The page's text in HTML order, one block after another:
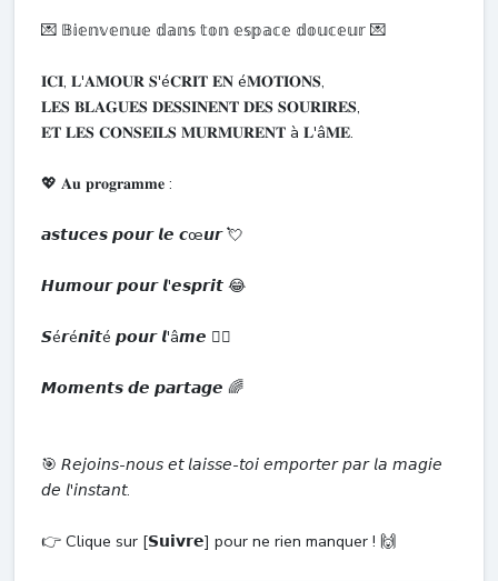
💌 𝔹𝕚𝕖𝕟𝕧𝕖𝕟𝕦𝕖 𝕕𝕒𝕟𝕤 𝕥𝕠𝕟 𝕖𝕤𝕡𝕒𝕔𝕖 𝕕𝕠𝕦𝕔𝕖𝕦𝕣 💌
𝐈𝐂𝐈, 𝐋'𝐀𝐌𝐎𝐔𝐑 𝐒'é𝐂𝐑𝐈𝐓 𝐄𝐍 é𝐌𝐎𝐓𝐈𝐎𝐍𝐒,
𝐋𝐄𝐒 𝐁𝐋𝐀𝐆𝐔𝐄𝐒 𝐃𝐄𝐒𝐒𝐈𝐍𝐄𝐍𝐓 𝐃𝐄𝐒 𝐒𝐎𝐔𝐑𝐈𝐑𝐄𝐒,
𝐄𝐓 𝐋𝐄𝐒 𝐂𝐎𝐍𝐒𝐄𝐈𝐋𝐒 𝐌𝐔𝐑𝐌𝐔𝐑𝐄𝐍𝐓 à 𝐋'â𝐌𝐄.
💖 𝐀𝐮 𝐩𝐫𝐨𝐠𝐫𝐚𝐦𝐦𝐞 :
𝙖𝙨𝙩𝙪𝙘𝙚𝙨 𝙥𝙤𝙪𝙧 𝙡𝙚 𝙘œ𝙪𝙧 💘
𝙃𝙪𝙢𝙤𝙪𝙧 𝙥𝙤𝙪𝙧 𝙡'𝙚𝙨𝙥𝙧𝙞𝙩 😂
𝙎é𝙧é𝙣𝙞𝙩é 𝙥𝙤𝙪𝙧 𝙡'â𝙢𝙚 🧘‍♀️
𝙈𝙤𝙢𝙚𝙣𝙩𝙨 𝙙𝙚 𝙥𝙖𝙧𝙩𝙖𝙜𝙚 🌈
🎯 𝘙𝘦𝘫𝘰𝘪𝘯𝘴-𝘯𝘰𝘶𝘴 𝘦𝘵 𝘭𝘢𝘪𝘴𝘴𝘦-𝘵𝘰𝘪 𝘦𝘮𝘱𝘰𝘳𝘵𝘦𝘳 𝘱𝘢𝘳 𝘭𝘢 𝘮𝘢𝘨𝘪𝘦
𝘥𝘦 𝘭'𝘪𝘯𝘴𝘵𝘢𝘯𝘵.
👉 Clique sur [𝗦𝘂𝗶𝘃𝗿𝗲] pour ne rien manquer ! 🙌